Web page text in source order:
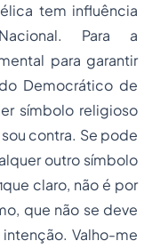
tem influência
Para a
para garantir
Democrático de
símbolo religioso
contra. Se pode
outro símbolo
claro, não é por
que não se deve
Valho-me